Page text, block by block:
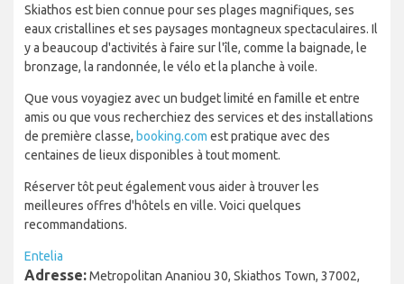
Skiathos est bien connue pour ses plages magnifiques, ses
eaux cristallines et ses paysages montagneux spectaculaires. Il
y a beaucoup d'activités à faire sur l'île, comme la baignade, le
bronzage, la randonnée, le vélo et la planche à voile.
Que vous voyagiez avec un budget limité en famille et entre
amis ou que vous recherchiez des services et des installations
de première classe, booking.com est pratique avec des
centaines de lieux disponibles à tout moment.
Réserver tôt peut également vous aider à trouver les
meilleures offres d'hôtels en ville. Voici quelques
recommandations.
Entelia
Adresse:Metropolitan Ananiou 30, Skiathos Town, 37002,